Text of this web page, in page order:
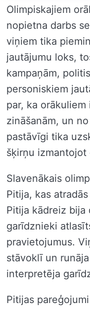
Olimpiskajiem
nopietna darbs
viņiem tika
jautājumu loks,
kampaņām,
personiskiem
par, ka
zināšanām, un
pastāvīgi tika
šķirņu izmantojot
Slavenākais
Pitija, kas
Pitija kādreiz bija
garīdznieki
pravietojumus.
stāvoklī un
interpretēja
Pitijas